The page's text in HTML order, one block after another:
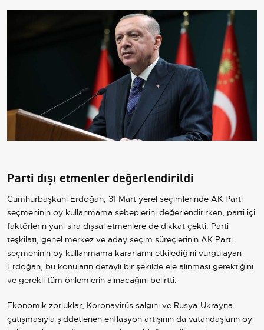
Parti dışı etmenler değerlendirildi
Cumhurbaşkanı Erdoğan, 31 Mart yerel seçimlerinde AK Parti
seçmeninin oy kullanmama sebeplerini değerlendirirken, parti içi
faktörlerin yanı sıra dışsal etmenlere de dikkat çekti. Parti
teşkilatı, genel merkez ve aday seçim süreçlerinin AK Parti
seçmeninin oy kullanmama kararlarını etkilediğini vurgulayan
Erdoğan, bu konuların detaylı bir şekilde ele alınması gerektiğini
ve gerekli tüm önlemlerin alınacağını belirtti.
Ekonomik zorluklar, Koronavirüs salgını ve Rusya-Ukrayna
çatışmasıyla şiddetlenen enflasyon artışının da vatandaşların oy